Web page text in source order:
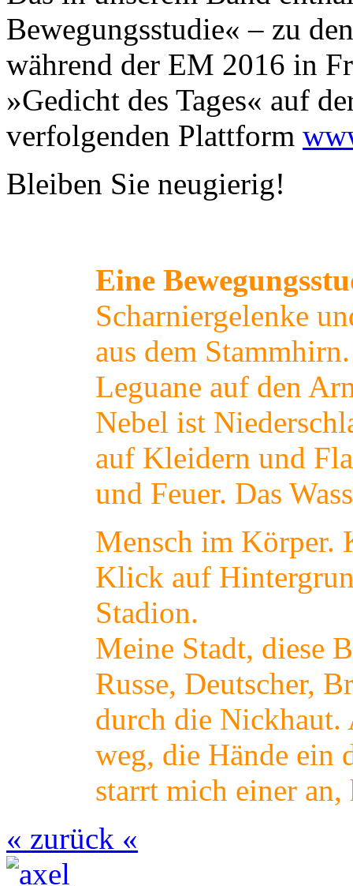
Bewegungsstudie« – zu
während der EM 2016 in
»Gedicht des Tages« auf
verfolgenden Plattform
Bleiben Sie neugierig!
Eine
Scharniergelenke
aus dem
Leguane auf den
Nebel ist
auf Kleidern und
und Feuer. Das
Mensch im Körper.
Klick auf
Stadion.
Meine Stadt, diese
Russe, Deutscher,
durch die
weg, die Hände ein
starrt mich einer
« zurück «